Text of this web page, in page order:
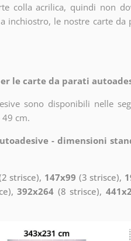
colla acrilica, quindi non
inchiostro, le nostre carte
le carte da parati
sono disponibili nelle
cm.
- dimensioni
strisce), 147x99 (3 strisce),
392x264 (8 strisce),